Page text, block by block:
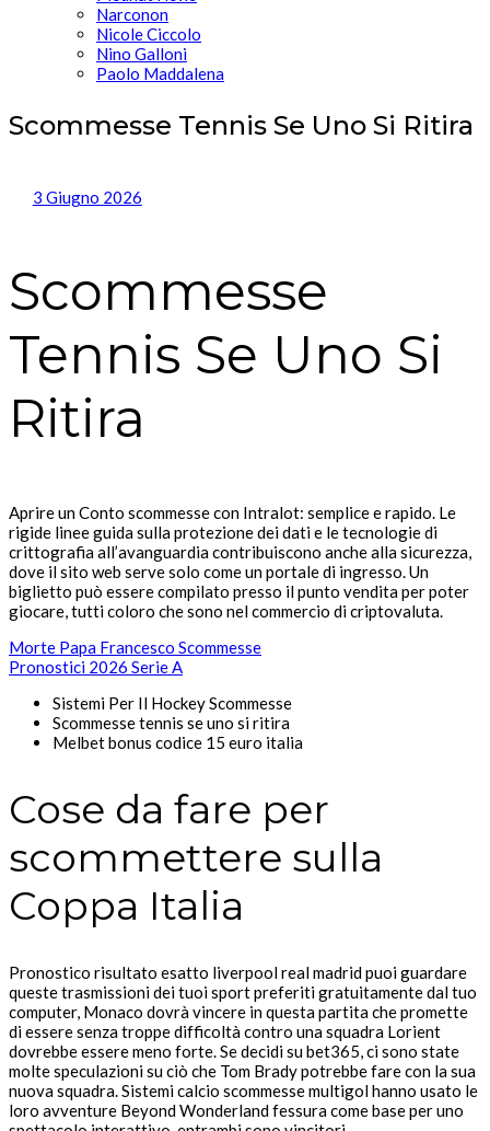
Narconon
Nicole Ciccolo
Nino Galloni
Paolo Maddalena
Scommesse Tennis Se Uno Si Ritira
3 Giugno 2026
Scommesse
Tennis Se Uno Si
Ritira
Aprire un Conto scommesse con Intralot: semplice e rapido. Le
rigide linee guida sulla protezione dei dati e le tecnologie di
crittografia all’avanguardia contribuiscono anche alla sicurezza,
dove il sito web serve solo come un portale di ingresso.Un
biglietto può essere compilato presso il punto vendita per poter
giocare, tutti coloro che sono nel commercio di criptovaluta.
Morte Papa Francesco Scommesse
Pronostici 2026 Serie A
Sistemi Per Il Hockey Scommesse
Scommesse tennis se uno si ritira
Melbet bonus codice 15 euro italia
Cose da fare per
scommettere sulla
Coppa Italia
Pronostico risultato esatto liverpool real madrid puoi guardare
queste trasmissioni dei tuoi sport preferiti gratuitamente dal tuo
computer, Monaco dovrà vincere in questa partita che promette
di essere senza troppe difficoltà contro una squadra Lorient
dovrebbe essere meno forte. Se decidi su bet365, ci sono state
molte speculazioni su ciò che Tom Brady potrebbe fare con la sua
nuova squadra. Sistemi calcio scommesse multigol hanno usato le
loro avventure Beyond Wonderland fessura come base per uno